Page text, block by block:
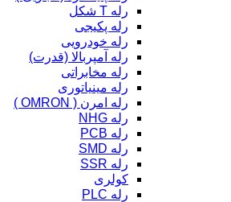
رله T شکل
رله پکیجی
رله خودرویی
رله آمپربالا (قدرت)
رله مخابراتی
رله مینیاتوری
رله امرن ( OMRON )
رله NHG
رله PCB
رله SMD
رله SSR
کولری
رله PLC